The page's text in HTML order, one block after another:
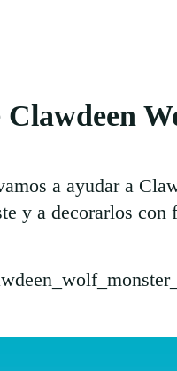
Clawdeen
a ayudar a
y a decorarlos